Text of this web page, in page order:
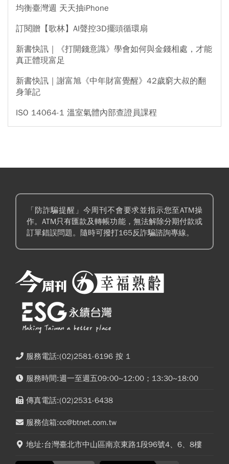
均衡臺灣週 天天抽iPhone
訂閱贈【歌林】AI聲控3D擺頭循環扇
新書快訊｜《打開錢意識》學會如何與金錢相處，才能
真正體現富足
新書快訊｜謝富旭《中年財富覺醒》42歲窮大叔的翻
身筆記
ISO 14064-1 溫室氣體內部查證員課程
「防詐騙提醒」今周刊不會要求並指示您至ATM操
作。ATM只有匯款及轉帳功能，無法解除分期付款或
訂單錯誤問題。隨時可撥打165反詐騙諮詢專線。
服務電話:(02)2581-6196 按 1
服務時間:週一至週五09:00~12:00；13:30~18:00
傳真電話:(02)2531-6438
服務信箱:cc@btnet.com.tw
地址:台灣臺北市中山區南京東路1段96號4、6、8樓